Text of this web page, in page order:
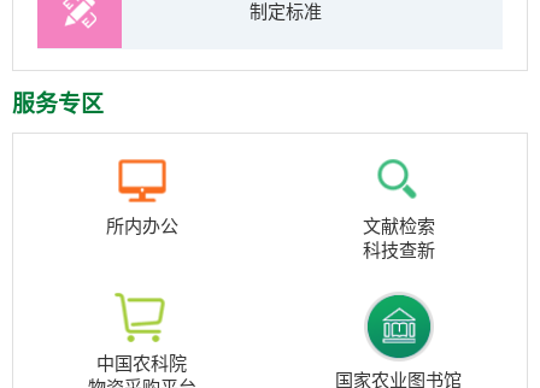
制定标准
服务专区
所内办公
文献检索
科技查新
中国农科院
国家农业图书馆